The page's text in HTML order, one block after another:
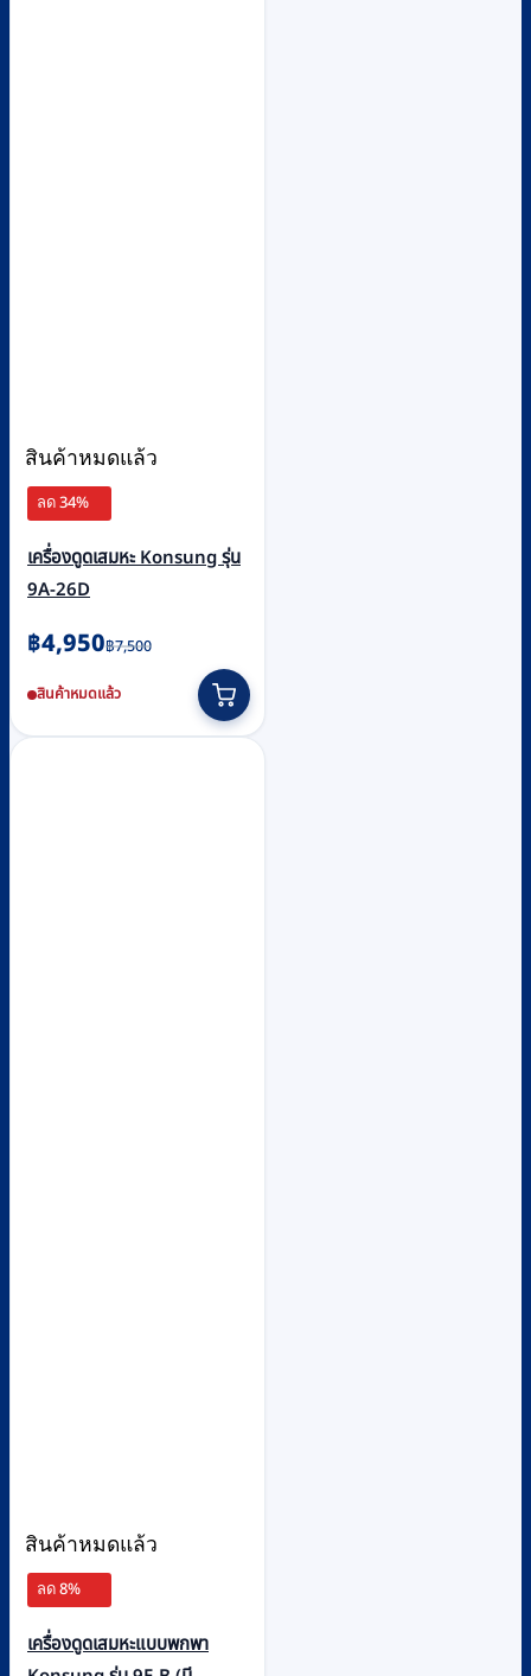
สินค้าหมดแล้ว
ลด 34%
เครื่องดูดเสมหะ Konsung รุ่น
9A-26D
฿7,500
Original
was:
฿7,500.
฿4,950
Current
is:
฿4,950.
สินค้าหมดแล้ว
สินค้าหมดแล้ว
ลด 8%
เครื่องดูดเสมหะแบบพกพา